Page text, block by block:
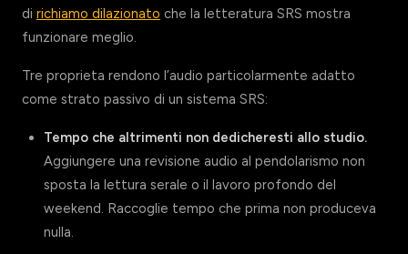
di richiamo dilazionato che la letteratura SRS mostra
funzionare meglio.
Tre proprieta rendono l’audio particolarmente adatto
come strato passivo di un sistema SRS:
Tempo che altrimenti non dedicheresti allo studio.
Aggiungere una revisione audio al pendolarismo non
sposta la lettura serale o il lavoro profondo del
weekend. Raccoglie tempo che prima non produceva
nulla.